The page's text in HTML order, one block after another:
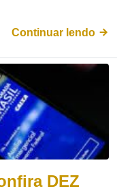
Continuar lendo
DEZ